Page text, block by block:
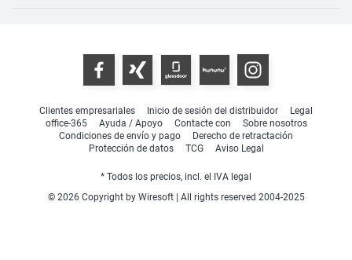
Clientes empresariales Inicio de sesión del distribuidor
Legal
office-365
Ayuda / Apoyo Contacte con
Sobre nosotros
Condiciones de envío y pago
Derecho de retractación
Protección de datos
TCG Aviso Legal
* Todos los precios, incl. el IVA legal
© 2026 Copyright by Wiresoft | All rights reserved 2004-2025